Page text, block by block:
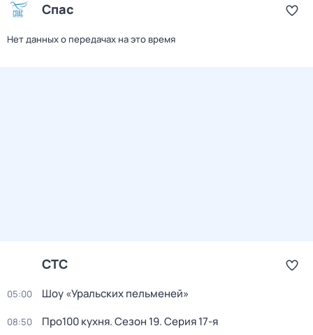
Спас
Нет данных о передачах на это время
СТС
05:00 Шоу «Уральских пельменей»
08:50 Про100 кухня. Сезон 19. Серия 17-я